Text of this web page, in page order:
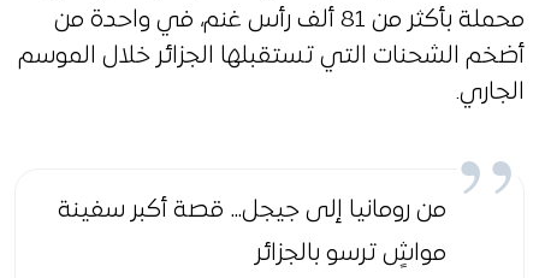
محملة بأكثر من 81 ألف رأس غنم، في واحدة من
أضخم الشحنات التي تستقبلها الجزائر خلال الموسم
الجاري.
من رومانيا إلى جيجل… قصة أكبر سفينة
مواشٍ ترسو بالجزائر